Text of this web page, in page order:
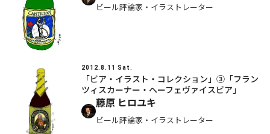
ビール評論家・イラストレーター
2012.8.11 Sat.
「ビア・イラスト・コレクション」③「フラン
ツィスカーナー・ヘーフェヴァイスビア」
藤原 ヒロユキ
ビール評論家・イラストレーター